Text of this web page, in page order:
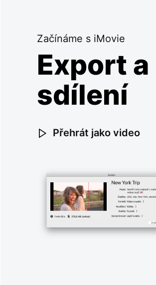
Začínáme s iMovie
Export a
sdílení
Přehrát jako video